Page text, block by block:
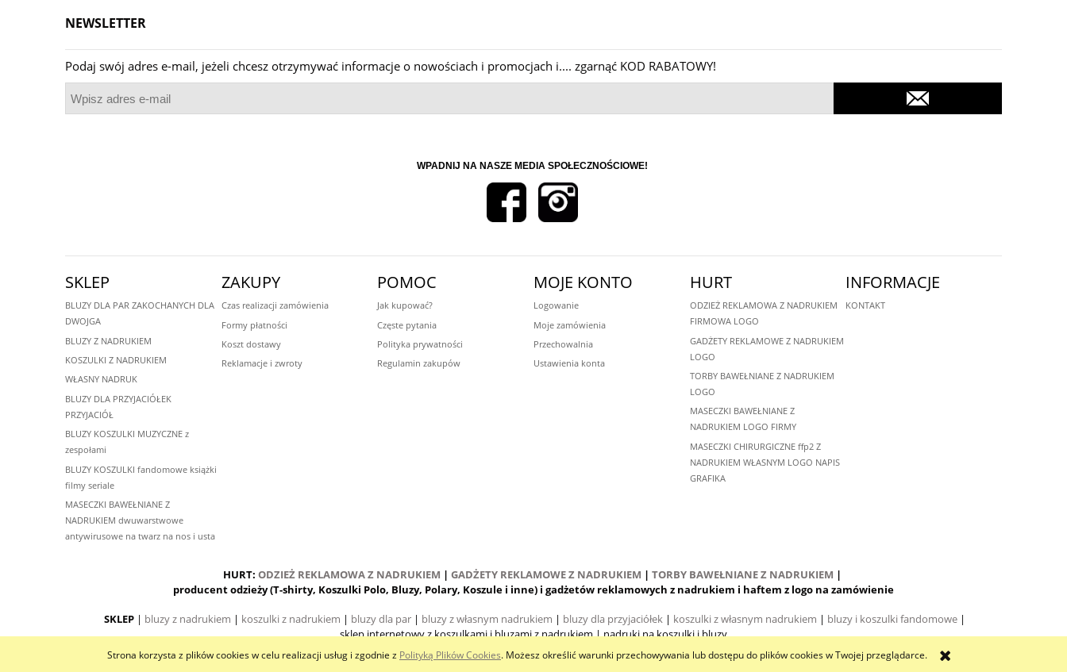
Strona korzysta z plików cookies w celu realizacji usług i zgodnie z Polityką Plików Cookies. Możesz określić warunki przechowywania lub dostępu do plików cookies w Twojej przeglądarce.
NEWSLETTER
Podaj swój adres e-mail, jeżeli chcesz otrzymywać informacje o nowościach i promocjach i.... zgarnąć KOD RABATOWY!
WPADNIJ NA NASZE MEDIA SPOŁECZNOŚCIOWE!
SKLEP
BLUZY DLA PAR ZAKOCHANYCH DLA
DWOJGA
BLUZY Z NADRUKIEM
KOSZULKI Z NADRUKIEM
WŁASNY NADRUK
BLUZY DLA PRZYJACIÓŁEK
PRZYJACIÓŁ
BLUZY KOSZULKI MUZYCZNE z
zespołami
BLUZY KOSZULKI fandomowe książki
filmy seriale
MASECZKI BAWEŁNIANE Z
NADRUKIEM dwuwarstwowe
antywirusowe na twarz na nos i usta
ZAKUPY
Czas realizacji zamówienia
Formy płatności
Koszt dostawy
Reklamacje i zwroty
POMOC
Jak kupować?
Częste pytania
Polityka prywatności
Regulamin zakupów
MOJE KONTO
Logowanie
Moje zamówienia
Przechowalnia
Ustawienia konta
HURT
ODZIEŻ REKLAMOWA Z NADRUKIEM
FIRMOWA LOGO
GADŻETY REKLAMOWE Z NADRUKIEM
LOGO
TORBY BAWEŁNIANE Z NADRUKIEM
LOGO
MASECZKI BAWEŁNIANE Z
NADRUKIEM LOGO FIRMY
MASECZKI CHIRURGICZNE ffp2 Z
NADRUKIEM WŁASNYM LOGO NAPIS
GRAFIKA
INFORMACJE
KONTAKT
HURT: ODZIEŻ REKLAMOWA Z NADRUKIEM | GADŻETY REKLAMOWE Z NADRUKIEM | TORBY BAWEŁNIANE Z NADRUKIEM |
producent odzieży (T-shirty, Koszulki Polo, Bluzy, Polary, Koszule i inne) i gadżetów reklamowych z nadrukiem i haftem z logo na zamówienie
SKLEP | bluzy z nadrukiem | koszulki z nadrukiem | bluzy dla par | bluzy z własnym nadrukiem | bluzy dla przyjaciółek | koszulki z własnym nadrukiem | bluzy i koszulki fandomowe |
sklep internetowy z koszulkami i bluzami z nadrukiem| nadruki na koszulki i bluzy
Sklep internetowy Shoper.pl